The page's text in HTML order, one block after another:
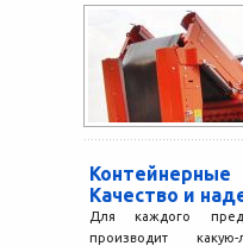
автомобилей.
Качество и
Для каждого
производит